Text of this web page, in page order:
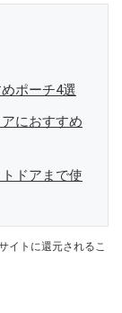
ポーチ4選
におすすめ
ドアまで使
イトに還元されるこ